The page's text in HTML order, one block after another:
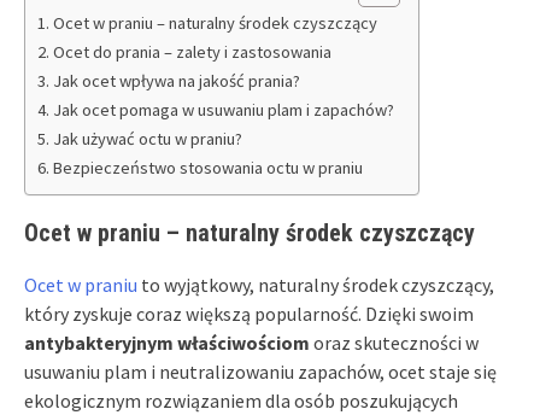
Ocet w praniu – naturalny środek czyszczący
Ocet do prania – zalety i zastosowania
Jak ocet wpływa na jakość prania?
Jak ocet pomaga w usuwaniu plam i zapachów?
Jak używać octu w praniu?
Bezpieczeństwo stosowania octu w praniu
Ocet w praniu – naturalny środek czyszczący
Ocet w praniu to wyjątkowy, naturalny środek czyszczący,
który zyskuje coraz większą popularność. Dzięki swoim
antybakteryjnym właściwościom oraz skuteczności w
usuwaniu plam i neutralizowaniu zapachów, ocet staje się
ekologicznym rozwiązaniem dla osób poszukujących